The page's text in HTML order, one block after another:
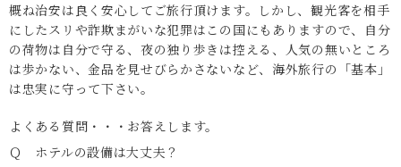
概ね治安は良く安心してご旅行頂けます。しかし、観光客を相手
にしたスリや詐欺まがいな犯罪はこの国にもありますので、自分
の荷物は自分で守る、夜の独り歩きは控える、人気の無いところ
は歩かない、金品を見せびらかさないなど、海外旅行の「基本」
は忠実に守って下さい。
よくある質問・・・お答えします。
Ｑ ホテルの設備は大丈夫？